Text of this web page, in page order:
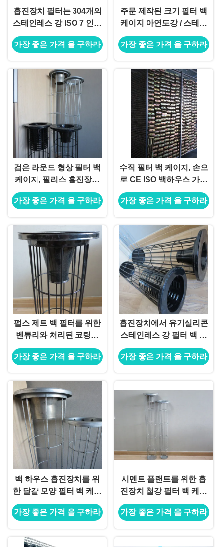
흡진장치 필터는 304개의
스테인레스 강 ISO 7 인치
필터 속을 자루에 넣고 가
둡니다
가장 좋은 가격 을 구하라
주문 제작된 크기 필터 백
케이지 아연도강 / 스테인
레스 강
가장 좋은 가격 을 구하라
검은 라운드 형상 필터 백
케이지, 필리스 흡진장치
필터 케이지
가장 좋은 가격 을 구하라
수직 필터 백 케이지, 손으
로 CE ISO 백하우스 가방
과 새장
가장 좋은 가격 을 구하라
펄스 제트 백 필터를 위한
벤튜리와 처리된 코팅된
실리콘 강철 필터 백 케이
지
가장 좋은 가격 을 구하라
흡진장치에서 유기실리콘
스테인레스 강 필터 백 케
이지
가장 좋은 가격 을 구하라
백 하우스 흡진장치를 위
한 달걀 모양 필터 백 케이
지
가장 좋은 가격 을 구하라
시멘트 플랜트를 위한 흡
진장치 철강 필터 백 케이
지에서
가장 좋은 가격 을 구하라